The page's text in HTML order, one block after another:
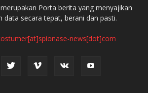
merupakan Porta berita yang menyajikan
data secara tepat, berani dan pasti.
news[dot]com